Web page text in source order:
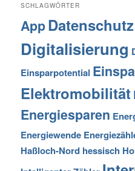
SCHLAGWÖRTER
AppDatenschutz
Digitalisierung
Einsparpotential
Elektromobilität
Energiesparen
Energiewende
Haßloch-Nord hessisch